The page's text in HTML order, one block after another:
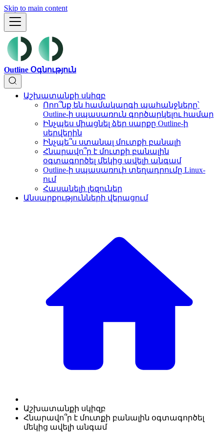
Skip to main content
Outline Օգնություն
Աշխատանքի սկիզբ
Որո՞նք են համակարգի պահանջները՝
Outline-ի սպասառուն գործարկելու համար
Ինչպես միացնել ձեր սարքը Outline-ի
սերվերին
Ինչպե՞ս ստանալ մուտքի բանալի
Հնարավո՞ր է մուտքի բանալին
օգտագործել մեկից ավելի անգամ
Outline-ի սպասառուի տեղադրումը Linux-
ում
Հասանելի լեզուներ
Անսարքությունների վերացում
Աշխատանքի սկիզբ
Հնարավո՞ր է մուտքի բանալին օգտագործել
մեկից ավելի անգամ